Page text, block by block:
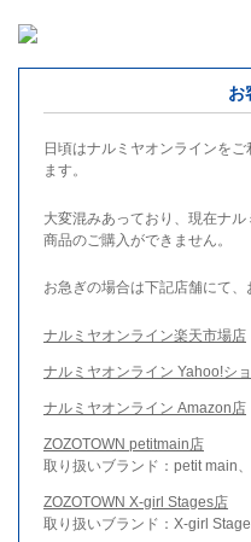
お
日頃はナルミヤオンラインを
ます。
大変混みあっており、現在ナ
商品のご購入ができません。
お急ぎの場合は下記店舗にて、
ナルミヤオンライン楽天市場店
ナルミヤオンライン Yahoo!シ
ナルミヤオンライン Amazon店
ZOZOTOWN petitmain店
取り扱いブランド：petit main
ZOZOTOWN X-girl Stages店
取り扱いブランド：X-girl